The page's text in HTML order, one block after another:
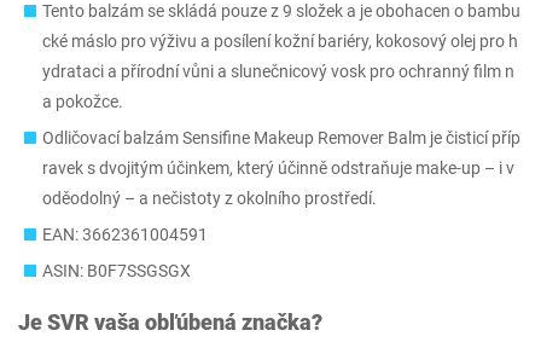
Tento balzám se skládá pouze z 9 složek a je obohacen o bambu
cké máslo pro výživu a posílení kožní bariéry, kokosový olej pro h
ydrataci a přírodní vůni a slunečnicový vosk pro ochranný film n
a pokožce.
Odličovací balzám Sensifine Makeup Remover Balm je čisticí příp
ravek s dvojitým účinkem, který účinně odstraňuje make-up – i v
oděodolný – a nečistoty z okolního prostředí.
EAN: 3662361004591
ASIN: B0F7SSGSGX
JeSVR vaša obľúbená značka?